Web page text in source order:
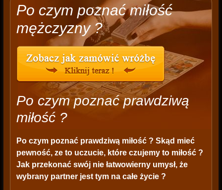
Po czym poznać miłość
mężczyzny ?
Po czym poznać prawdziwą
miłość ?
Po czym poznać prawdziwą miłość ? Skąd mieć
pewność, ze to uczucie, które czujemy to miłość ?
Jak przekonać swój nie łatwowierny umysł, że
wybrany partner jest tym na całe życie ?